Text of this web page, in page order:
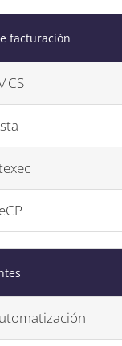
facturación